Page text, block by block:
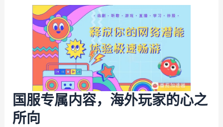
国服专属内容，海外玩家的心之
所向